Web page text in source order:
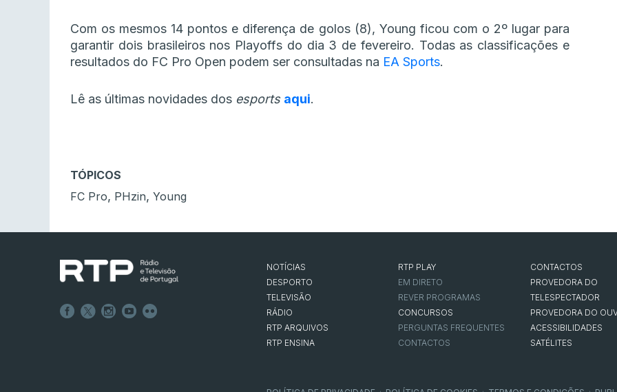
Com os mesmos 14 pontos e diferença de golos (8), Young ficou com o 2º lugar para
garantir dois brasileiros nos Playoffs do dia 3 de fevereiro. Todas as classificações e
resultados do FC Pro Open podem ser consultadas na EA Sports.
Lê as últimas novidades dos esports aqui.
TÓPICOS
FC Pro, PHzin, Young
NOTÍCIAS
DESPORTO
TELEVISÃO
RÁDIO
RTP ARQUIVOS
RTP ENSINA
RTP PLAY
EM DIRETO
REVER PROGRAMAS
CONCURSOS
PERGUNTAS FREQUENTES
CONTACTOS
CONTACTOS
PROVEDORA DO
TELESPECTADOR
PROVEDORA DO
ACESSIBILIDADES
SATÉLITES